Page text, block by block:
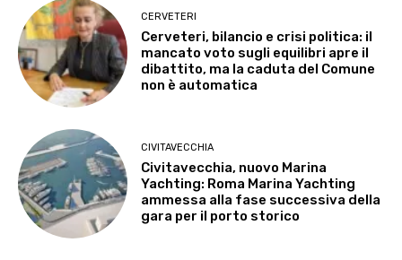
CERVETERI
Cerveteri, bilancio e crisi politica: il
mancato voto sugli equilibri apre il
dibattito, ma la caduta del Comune
non è automatica
CIVITAVECCHIA
Civitavecchia, nuovo Marina
Yachting: Roma Marina Yachting
ammessa alla fase successiva della
gara per il porto storico